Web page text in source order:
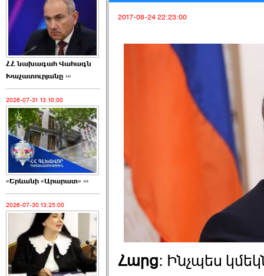
ՀՀ նախագահ Վահագն
Խաչատուրյանը ›››
2026-07-31 13:10:00
«Երևանի «Արարատ» ›››
2026-07-30 13:25:00
2017-08-24 22:23:00
Հարց: Ինչպես